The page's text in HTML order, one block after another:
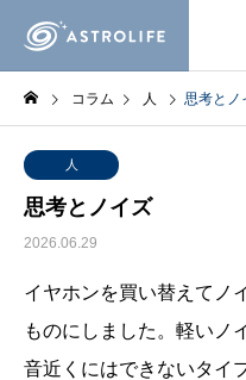
コラム 人 思考とノ
人
思考とノイズ
2026.06.29
イヤホンを買い替えてノ
ものにしました。軽いノ
音近くにはできないタイ